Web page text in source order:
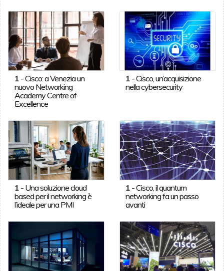
1-Cisco: a Venezia un
nuovo Networking
Academy Centre of
Excellence
1 -Cisco, un’acquisizione
nella cybersecurity
1- Una soluzione cloud
based per il networking è
l’ideale per una PMI
1 -Cisco, il quantum
networking fa un passo
avanti